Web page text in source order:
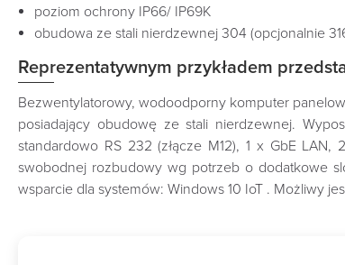
poziom ochrony IP66/ IP69K
obudowa ze stali nierdzewnej 304 (opcjonalnie
Reprezentatywnym przykładem
Bezwentylatorowy, wodoodporny komputer
posiadający obudowę ze stali nierdzewnej.
standardowo RS 232 (złącze M12), 1 x GbE
swobodnej rozbudowy wg potrzeb o dodatkowe
wsparcie dla systemów: Windows 10 IoT . Możliwy